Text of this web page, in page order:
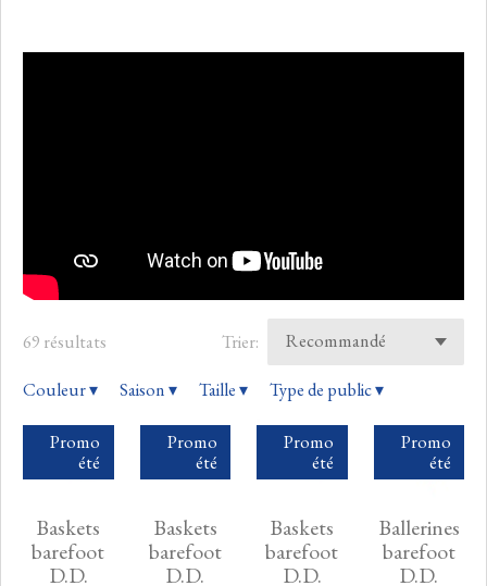
69 résultats Trier:
Couleur▾ Saison▾ Taille▾ Type de public▾
Promo
été
Baskets
barefoot
D.D.
Promo
été
Baskets
barefoot
D.D.
Promo
été
Baskets
barefoot
D.D.
Promo
été
Ballerines
barefoot
D.D.